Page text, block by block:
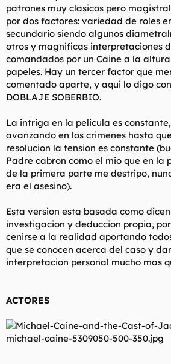
patrones muy clasicos pero
por dos factores: variedad de roles
secundario siendo algunos
otros y magnificas interpretaciones
comandados por un Caine a la
papeles. Hay un tercer factor que
comentado aparte, y aqui lo digo
DOBLAJE SOBERBIO.
La intriga en la pelicula es
avanzando en los crimenes hasta
resolucion la tension es constante
Padre cabron como el mio que en la
de la primera parte me destripo,
era el asesino).
Esta version esta basada como
investigacion y deduccion propia,
cenirse a la realidad aportando
que se conocen acerca del caso y
interpretacion personal mucho mas
ACTORES